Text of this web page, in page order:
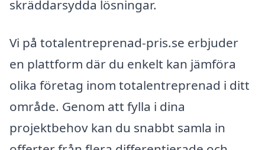
skräddarsydda lösningar.
Vi på totalentreprenad-pris.se erbjuder
en plattform där du enkelt kan jämföra
olika företag inom totalentreprenad i ditt
område. Genom att fylla i dina
projektbehov kan du snabbt samla in